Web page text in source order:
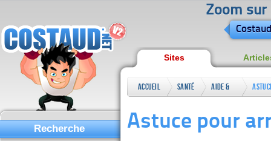
Zoom sur
Sites
Accueil Santé
Aide &
Astuce pour
Recherche